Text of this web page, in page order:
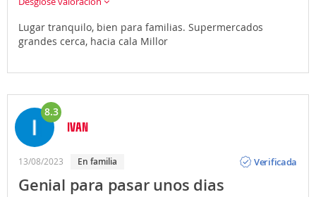
Lugar tranquilo, bien para familias. Supermercados
grandes cerca, hacia cala Millor
8.3
IVAN
13/08/2023 En familia
Verificada
Genial para pasar unos dias